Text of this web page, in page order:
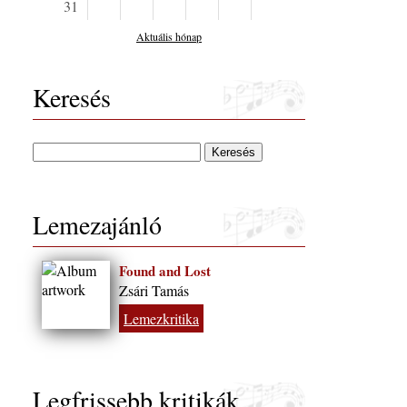
31
Aktuális hónap
Keresés
Lemezajánló
Found and Lost
Zsári Tamás
Lemezkritika
Legfrissebb kritikák